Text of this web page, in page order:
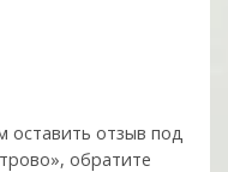
отзыв под
обратите